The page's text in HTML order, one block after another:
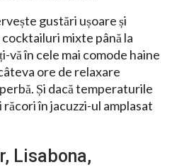
gustări ușoare și
mixte până la
în cele mai comode haine
ore de relaxare
Și dacă temperaturile
în jacuzzi-ul amplasat
Lisabona,